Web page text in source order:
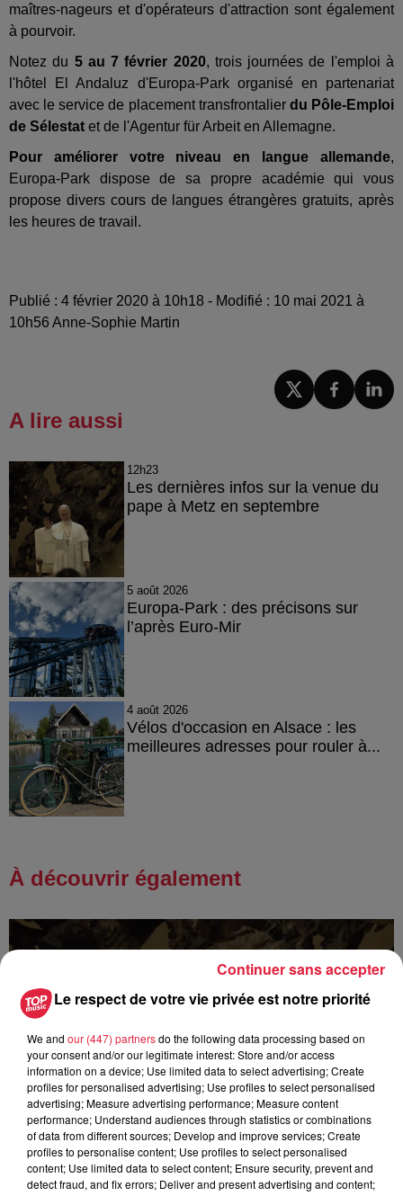
maîtres-nageurs et d'opérateurs d'attraction sont également
à pourvoir.
Notez du 5 au 7 février 2020, trois journées de l'emploi à
l'hôtel El Andaluz d'Europa-Park organisé en partenariat
avec le service de placement transfrontalier du Pôle-Emploi
de Sélestat et de l'Agentur für Arbeit en Allemagne.
Pour améliorer votre niveau en langue allemande,
Europa-Park dispose de sa propre académie qui vous
propose divers cours de langues étrangères gratuits, après
les heures de travail.
Publié : 4 février 2020 à 10h18 - Modifié : 10 mai 2021 à
10h56 Anne-Sophie Martin
A lire aussi
12h23
Les dernières infos sur la venue du
pape à Metz en septembre
5 août 2026
Europa-Park : des précisons sur
l’après Euro-Mir
4 août 2026
Vélos d'occasion en Alsace : les
meilleures adresses pour rouler à...
À découvrir également
Le respect de votre vie privée est notre priorité
We and our (447) partnersdo the following data processing based on
your consent and/or our legitimate interest: Store and/or access
information on a device; Use limited data to select advertising; Create
profiles for personalised advertising; Use profiles to select personalised
advertising; Measure advertising performance; Measure content
performance; Understand audiences through statistics or combinations
of data from different sources; Develop and improve services; Create
profiles to personalise content; Use profiles to select personalised
content; Use limited data to select content; Ensure security, prevent and
detect fraud, and fix errors; Deliver and present advertising and content;
Continuer sans accepter